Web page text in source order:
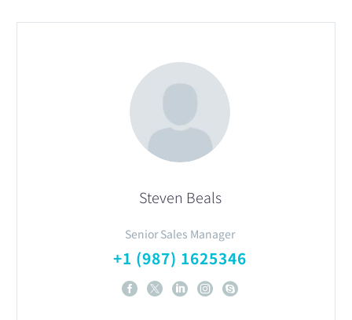
Steven Beals
Senior Sales Manager
+1 (987) 1625346